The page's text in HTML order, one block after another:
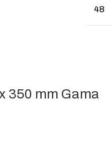
48
350 mm Gama